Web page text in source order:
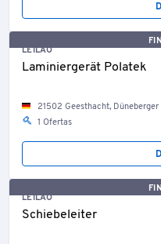
LEILÃO
Laminiergerät Polatek
21502 Geesthacht, Düneberger
1 Ofertas
LEILÃO
Schiebeleiter